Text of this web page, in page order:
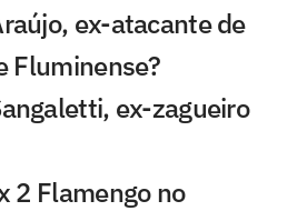
ex-atacante de
Fluminense?
ex-zagueiro
2 Flamengo no